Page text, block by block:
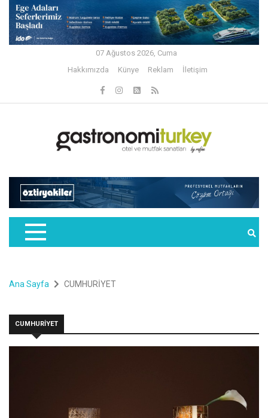
07 Ağustos 2026, Cuma
Hakkımızda
Künye Reklam İletişim
Ana Sayfa CUMHURİYET
CUMHURİYET